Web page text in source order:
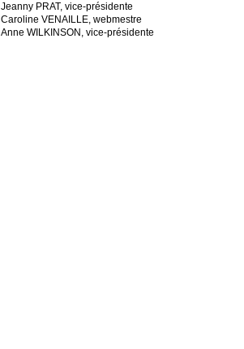
Jeanny PRAT, vice-présidente
Caroline VENAILLE, webmestre
Anne WILKINSON , vice-présidente